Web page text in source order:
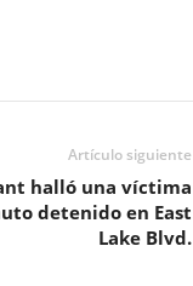
Artículo siguiente
halló una víctima
detenido en East
Lake Blvd.